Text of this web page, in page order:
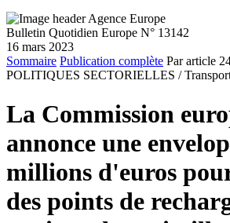
Bulletin Quotidien Europe N° 13142
16 mars 2023
Sommaire Publication complète Par article
POLITIQUES SECTORIELLES /
La Commission
annonce une
millions d'euros
des points de